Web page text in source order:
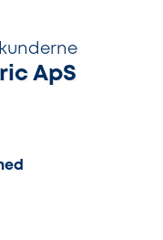
ApS